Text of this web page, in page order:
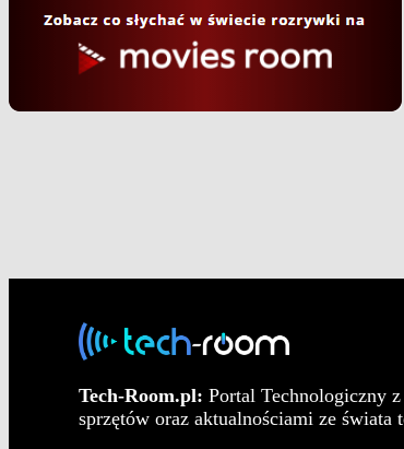
Tech-Room.pl: Portal Technologiczny
sprzętów oraz aktualnościami ze świata